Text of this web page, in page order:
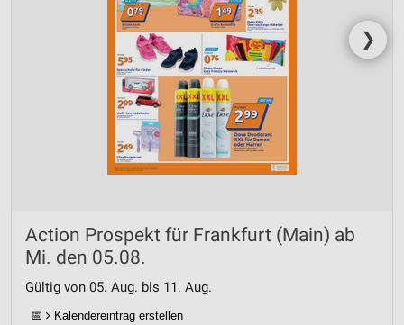
❯
Action Prospekt für Frankfurt (Main) ab
Mi. den 05.08.
Gültig von 05. Aug. bis 11. Aug.
📅 Kalendereintrag erstellen